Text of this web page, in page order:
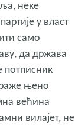
неке
у власт
само
да држава
потписник
њено
већина
вилајет, не